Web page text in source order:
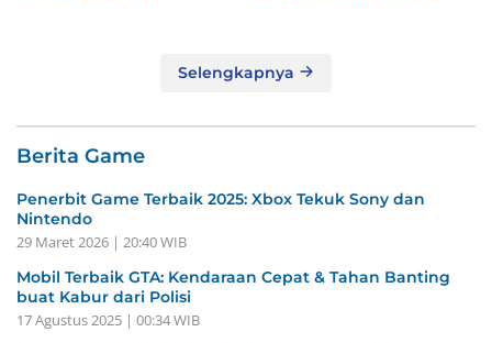
Selengkapnya
Berita Game
Penerbit Game Terbaik 2025: Xbox Tekuk Sony dan
Nintendo
29 Maret 2026 | 20:40 WIB
Mobil Terbaik GTA: Kendaraan Cepat & Tahan Banting
buat Kabur dari Polisi
17 Agustus 2025 | 00:34 WIB